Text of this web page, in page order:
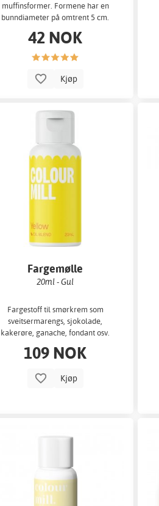
muffinsformer. Formene har en
bunndiameter på omtrent 5 cm.
42 NOK
Kjøp
Fargemølle
20ml - Gul
Fargestoff til smørkrem som
sveitsermarengs, sjokolade,
kakerøre, ganache, fondant osv.
109 NOK
Kjøp